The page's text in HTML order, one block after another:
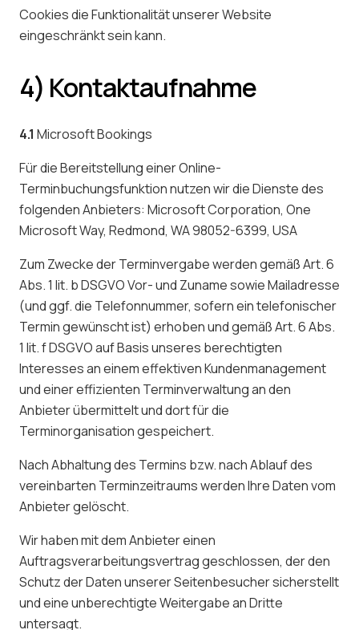
Cookies die Funktionalität unserer Website
eingeschränkt sein kann.
4) Kontaktaufnahme
4.1 Microsoft Bookings
Für die Bereitstellung einer Online-
Terminbuchungsfunktion nutzen wir die Dienste des
folgenden Anbieters: Microsoft Corporation, One
Microsoft Way, Redmond, WA 98052-6399, USA
Zum Zwecke der Terminvergabe werden gemäß Art. 6
Abs. 1 lit. b DSGVO Vor- und Zuname sowie Mailadresse
(und ggf. die Telefonnummer, sofern ein telefonischer
Termin gewünscht ist) erhoben und gemäß Art. 6 Abs.
1 lit. f DSGVO auf Basis unseres berechtigten
Interesses an einem effektiven Kundenmanagement
und einer effizienten Terminverwaltung an den
Anbieter übermittelt und dort für die
Terminorganisation gespeichert.
Nach Abhaltung des Termins bzw. nach Ablauf des
vereinbarten Terminzeitraums werden Ihre Daten vom
Anbieter gelöscht.
Wir haben mit dem Anbieter einen
Auftragsverarbeitungsvertrag geschlossen, der den
Schutz der Daten unserer Seitenbesucher sicherstellt
und eine unberechtigte Weitergabe an Dritte
untersagt.